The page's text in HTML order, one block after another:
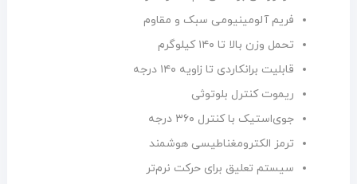
فریم آلومینیومی سبک و مقاوم
تحمل وزن بالا تا ۱۴۰ کیلوگرم
قابلیت برانکاردی تا زاویه ۱۴۰ درجه
ریموت کنترل بلوتوثی
جوی‌استیک با کنترل ۳۶۰ درجه
ترمز الکترومغناطیسی هوشمند
سیستم تعلیق برای حرکت نرم‌تر